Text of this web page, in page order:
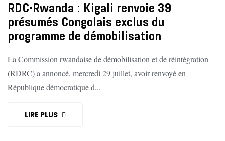
RDC-Rwanda : Kigali renvoie 39
présumés Congolais exclus du
programme de démobilisation
La Commission rwandaise de démobilisation et de réintégration
(RDRC) a annoncé, mercredi 29 juillet, avoir renvoyé en
République démocratique d...
LIRE PLUS